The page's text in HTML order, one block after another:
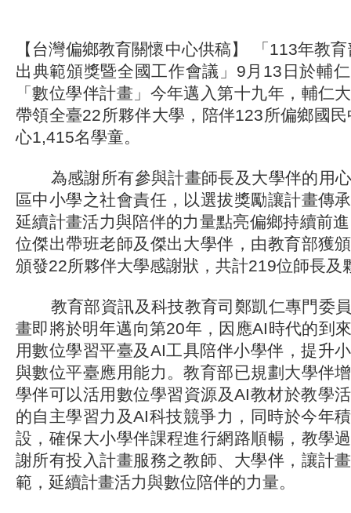
【台灣偏鄉教育關懷中心供稿】 「113年教
出典範頒獎暨全國工作會議」9月13日於輔
「數位學伴計畫」今年邁入第十九年，輔仁
帶領全臺22所夥伴大學，陪伴123所偏鄉國
心1,415名學童。
為感謝所有參與計畫師長及大學伴的用心
區中小學之社會責任，以選拔獎勵讓計畫傳
延續計畫活力與陪伴的力量點亮偏鄉持續前
位傑出帶班老師及傑出大學伴，由教育部獲
頒發22所夥伴大學感謝狀，共計219位師長及
教育部資訊及科技教育司鄭凱仁專門委員
畫即將於明年邁向第20年，因應AI時代的到
用數位學習平臺及AI工具陪伴小學伴，提升
與數位平臺應用能力。教育部已規劃大學伴
學伴可以活用數位學習資源及AI教材於教學
的自主學習力及AI科技競爭力，同時於今年
設，確保大小學伴課程進行網路順暢，教學
謝所有投入計畫服務之教師、大學伴，讓計
範，延續計畫活力與數位陪伴的力量。